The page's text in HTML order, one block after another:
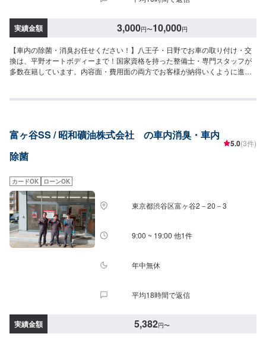
実績金額 3,000円〜10,000円
【車内の除菌・消臭お任せください！】八王子・日野でお車の取り付け・交
換は、平野オートボディーまで！国家資格を持った整備士・専門スタッフが
多数在籍しています。内容面・費用面の両方でお客様が納得いくように進め
にお問合せ下さい。お支払方法もクレジットやPaypayなどのキャッシュレス
(1)オファーにてお問い合わせ・日程調整(2)入庫(3)お見積もり(4)作業(5)完
富ヶ谷SS / 昭和礦油株式会社 の車内消臭・車内
除菌
5.0(3件)
カードOK ローンOK
東京都渋谷区富ヶ谷2－20－3
9:00 ~ 19:00 他1件
年中無休
平均18時間で返信
実績金額 5,382円〜